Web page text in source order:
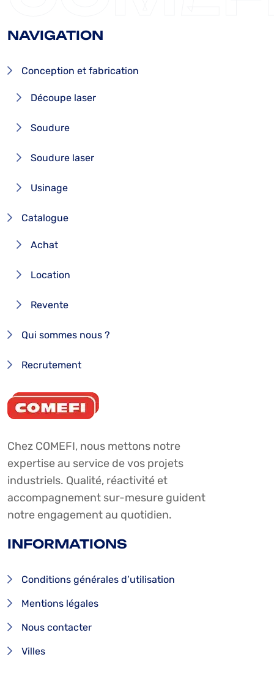
NAVIGATION
Conception et fabrication
Découpe laser
Soudure
Soudure laser
Usinage
Catalogue
Achat
Location
Revente
Qui sommes nous ?
Recrutement
Chez COMEFI, nous mettons notre
expertise au service de vos projets
industriels. Qualité, réactivité et
accompagnement sur-mesure guident
notre engagement au quotidien.
INFORMATIONS
Conditions générales d’utilisation
Mentions légales
Nous contacter
Villes